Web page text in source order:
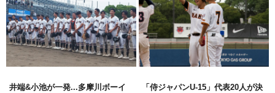
井端&小池が一発...多摩川ボーイ
「侍ジャパンU-15」代表20人が決